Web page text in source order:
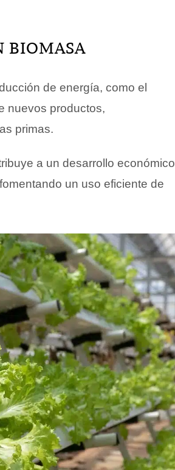
BIOMASA
de energía, como el
nuevos productos,
primas.
a un desarrollo económico
un uso eficiente de